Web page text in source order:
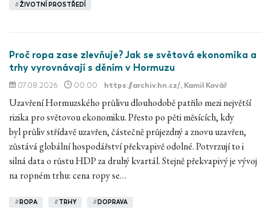
#ŽIVOTNÍ PROSTŘEDÍ
Proč ropa zase zlevňuje? Jak se světová ekonomika a
trhy vyrovnávají s děním v Hormuzu
07.08.2026 00:00 https://archiv.hn.cz/, Kamil Kovář
Uzavření Hormuzského průlivu dlouhodobě patřilo mezi největší
rizika pro světovou ekonomiku. Přesto po pěti měsících, kdy
byl průliv střídavě uzavřen, částečně průjezdný a znovu uzavřen,
zůstává globální hospodářství překvapivě odolné. Potvrzují to i
silná data o růstu HDP za druhý kvartál. Stejně překvapivý je vývoj
na ropném trhu: cena ropy se…
# ROPA #TRHY # DOPRAVA